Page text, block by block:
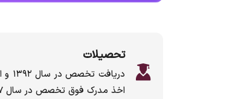
تحصیلات
اخذ مدرک فوق تخصص در سال ۱۳۹۷